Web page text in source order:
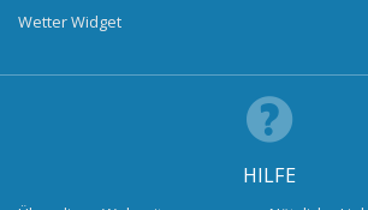
Wetter Widget
HILFE